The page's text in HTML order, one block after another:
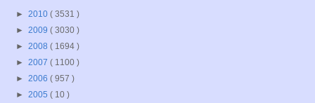
► 2010 ( 3531 )
► 2009 ( 3030 )
► 2008 ( 1694 )
► 2007 ( 1100 )
► 2006 ( 957 )
► 2005 ( 10 )